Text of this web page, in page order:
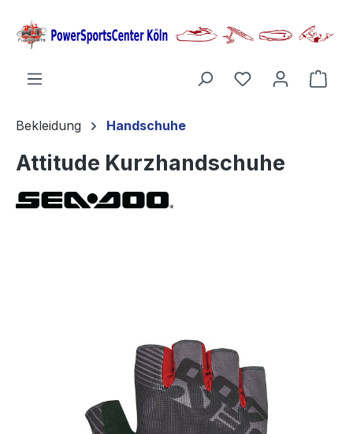
springen
Bekleidung Handschuhe
Attitude Kurzhandschuhe